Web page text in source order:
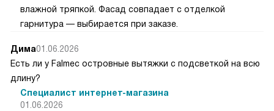
влажной тряпкой. Фасад совпадает с отделкой
гарнитура — выбирается при заказе.
Дима01.06.2026
Есть ли у Falmec островные вытяжки с подсветкой на всю
длину?
Специалист интернет-магазина
01.06.2026